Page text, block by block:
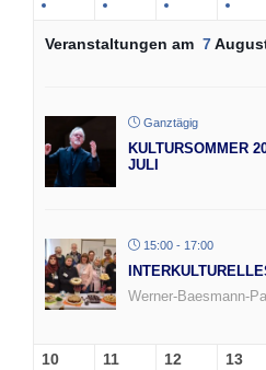
Veranstaltungen am 7
Ganztägig
KULTURSOMMER
JULI
15:00 - 17:00
Werner-Baesmann-
10 11 12 13